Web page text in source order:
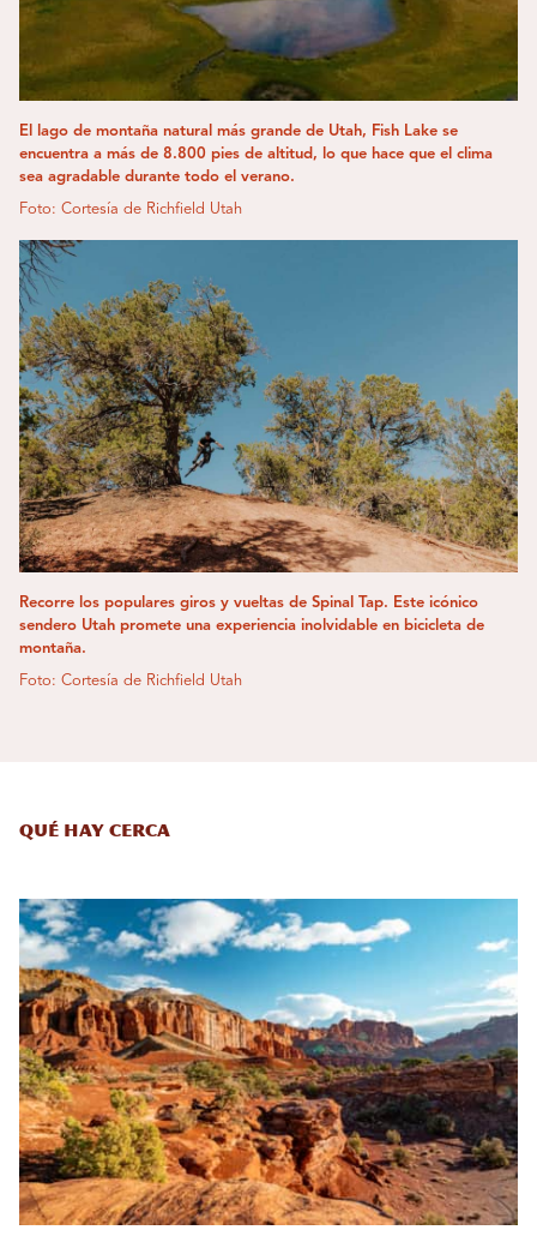
El lago de montaña natural más grande de Utah, Fish Lake se
encuentra a más de 8.800 pies de altitud, lo que hace que el clima
sea agradable durante todo el verano.
Foto: Cortesía de Richfield Utah
Recorre los populares giros y vueltas de Spinal Tap. Este icónico
sendero Utah promete una experiencia inolvidable en bicicleta de
montaña.
Foto: Cortesía de Richfield Utah
Qué hay cerca